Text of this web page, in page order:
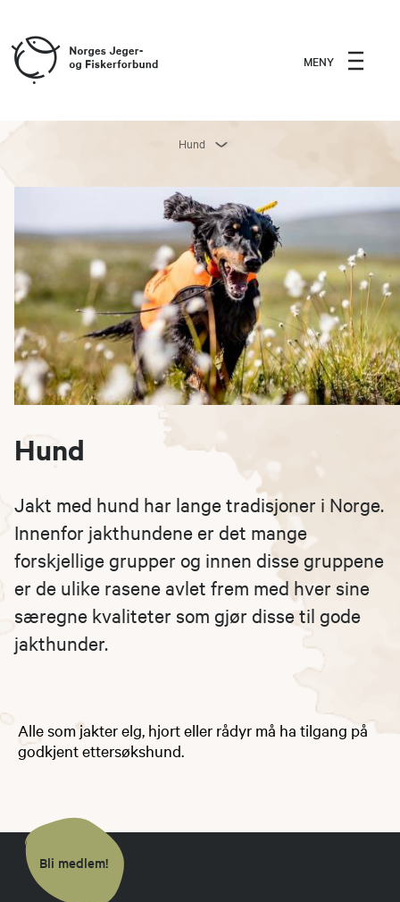
MENY
Hund
Hund
Jakt med hund har lange tradisjoner i Norge.
Innenfor jakthundene er det mange
forskjellige grupper og innen disse gruppene
er de ulike rasene avlet frem med hver sine
særegne kvaliteter som gjør disse til gode
jakthunder.
Alle som jakter elg, hjort eller rådyr må ha tilgang på
godkjent ettersøkshund.
Bli medlem!